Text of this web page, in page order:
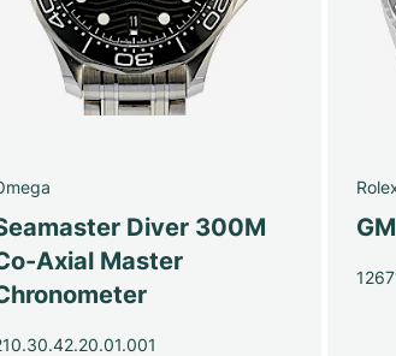
Diver 300M
Axial Master